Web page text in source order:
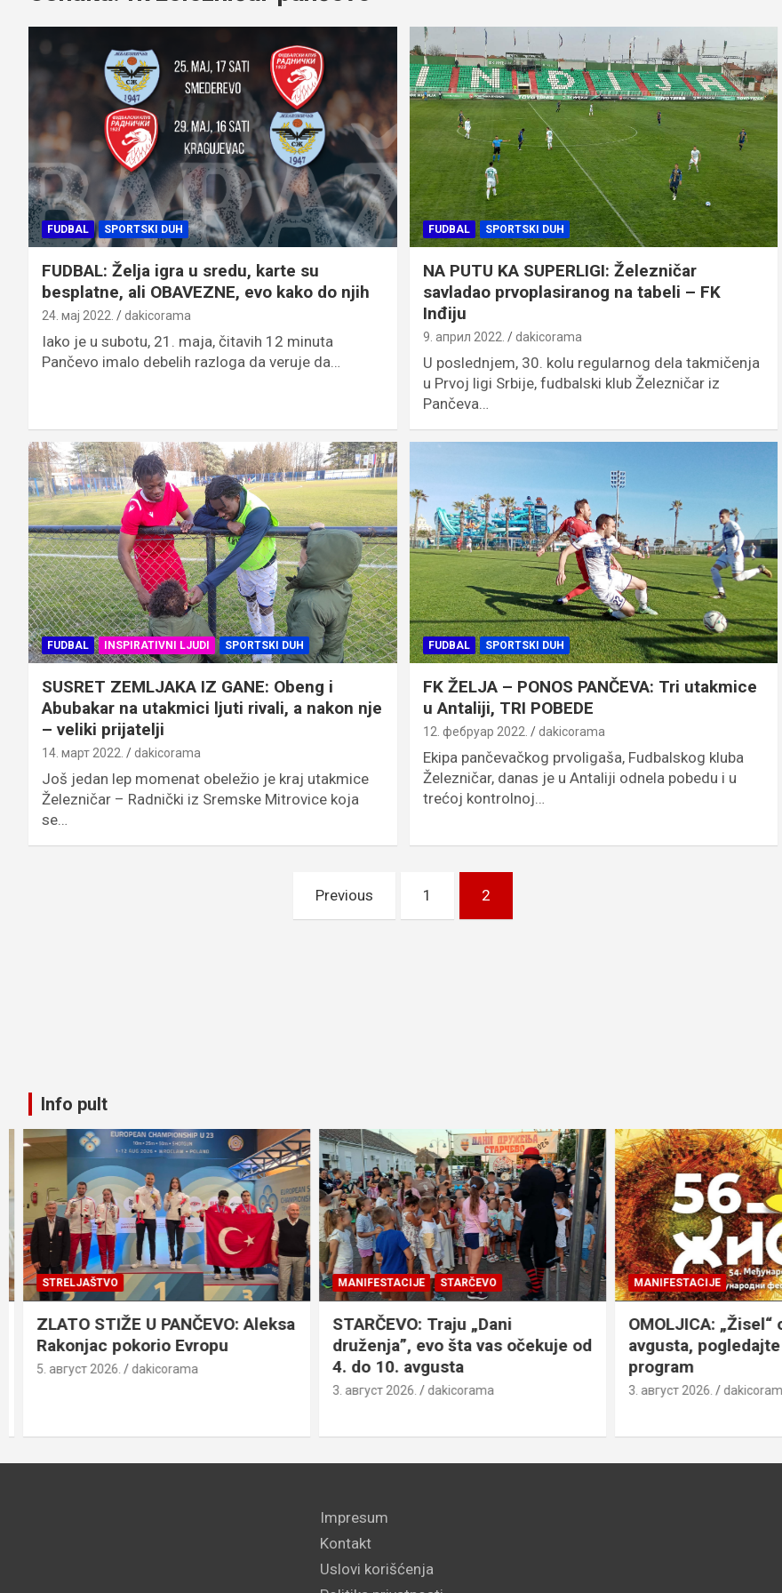
FUDBAL SPORTSKI DUH
FUDBAL: Želja igra u sredu, karte su
besplatne, ali OBAVEZNE, evo kako do njih
24. мај 2022. dakicorama
Iako je u subotu, 21. maja, čitavih 12 minuta
Pančevo imalo debelih razloga da veruje da…
FUDBAL SPORTSKI DUH
NA PUTU KA SUPERLIGI: Železničar
savladao prvoplasiranog na tabeli – FK
Inđiju
9. април 2022. dakicorama
U poslednjem, 30. kolu regularnog dela takmičenja
u Prvoj ligi Srbije, fudbalski klub Železničar iz
Pančeva…
FUDBAL INSPIRATIVNI LJUDI SPORTSKI DUH
SUSRET ZEMLJAKA IZ GANE: Obeng i
Abubakar na utakmici ljuti rivali, a nakon nje
– veliki prijatelji
14. март 2022. dakicorama
Još jedan lep momenat obeležio je kraj utakmice
Železničar – Radnički iz Sremske Mitrovice koja
se…
FUDBAL SPORTSKI DUH
FK ŽELJA – PONOS PANČEVA: Tri utakmice
u Antaliji, TRI POBEDE
12. фебруар 2022. dakicorama
Ekipa pančevačkog prvoligaša, Fudbalskog kluba
Železničar, danas je u Antaliji odnela pobedu i u
trećoj kontrolnoj…
Previous 1 2
Info pult
STRELJAŠTVO
ZLATO STIŽE U PANČEVO: Aleksa
Rakonjac pokorio Evropu
5. август 2026. dakicorama
MANIFESTACIJE STARČEVO
STARČEVO: Traju „Dani
druženja”, evo šta vas očekuje od
4. do 10. avgusta
3. август 2026. dakicorama
MANIFESTACIJE
OMOLJICA: „Žisel“
avgusta, pogledajte
program
3. август 2026. dakicorama
Impresum
Kontakt
Uslovi korišćenja